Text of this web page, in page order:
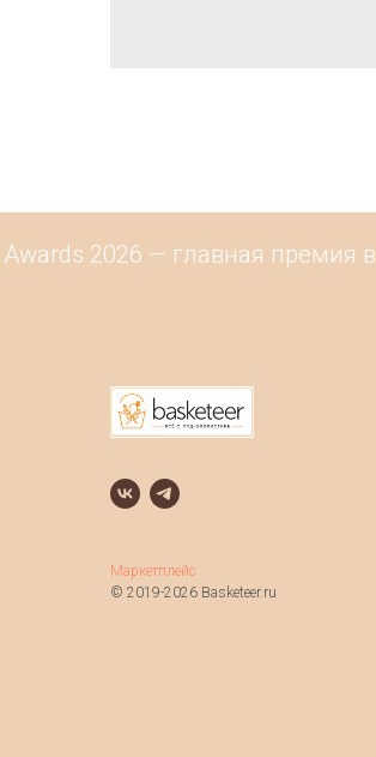
2026 — главная премия в
Маркетплейс
© 2019-2026 Basketeer.ru